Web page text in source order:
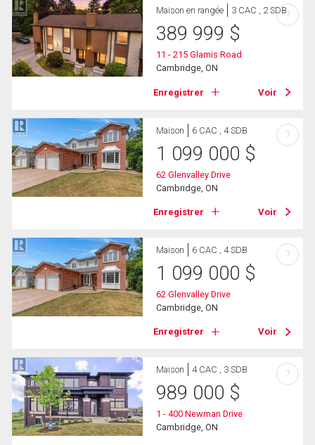
Maison en rangée 3 CAC , 2 SDB
389 999 $
11 - 215 Glamis Road
Cambridge, ON
Enregistrer Voir
?
Maison 6 CAC , 4 SDB
1 099 000 $
62 Glenvalley Drive
Cambridge, ON
Enregistrer Voir
?
Maison 6 CAC , 4 SDB
1 099 000 $
62 Glenvalley Drive
Cambridge, ON
Enregistrer Voir
?
Maison 4 CAC , 3 SDB
989 000 $
1 - 400 Newman Drive
Cambridge, ON
?